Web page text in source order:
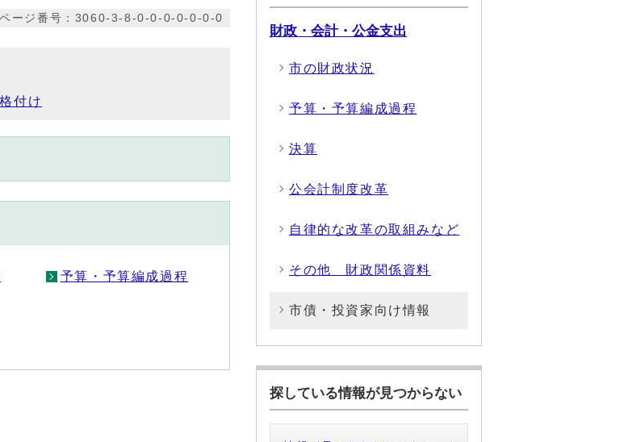
ページ番号：3060-3-8-0-0-0-0-0-0-0
付け
予算・予算編成過程
財政・会計・公金支出
市の財政状況
予算・予算編成過程
決算
公会計制度改革
自律的な改革の取組みなど
その他 財政関係資料
市債・投資家向け情報
探している情報が見つからない